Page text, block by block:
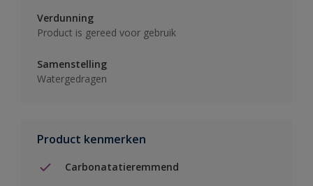
Verdunning
Product is gereed voor gebruik
Samenstelling
Watergedragen
Product kenmerken
Carbonatatieremmend